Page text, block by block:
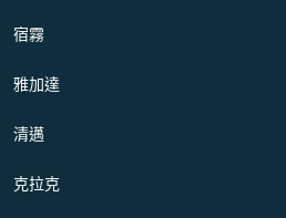
宿霧
雅加達
清邁
克拉克